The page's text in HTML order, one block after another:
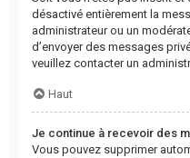
désactivé entièrement la
administrateur ou un
d’envoyer des messages
veuillez contacter un
Haut
Je continue à recevoir des
Vous pouvez supprimer